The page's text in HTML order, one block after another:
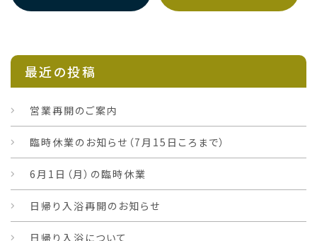
最近の投稿
営業再開のご案内
臨時休業のお知らせ（7月15日ころまで）
6月1日（月）の臨時休業
日帰り入浴再開のお知らせ
日帰り入浴について